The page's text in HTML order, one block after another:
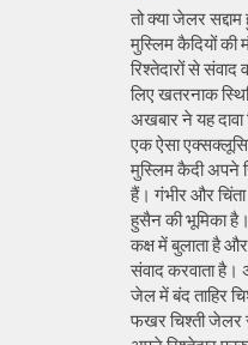
तो क्या जेलर
मुस्लिम कैदियों की
रिश्तेदारों से
लिए खतरनाक
अखबार ने यह
एक ऐसा
मुस्लिम कैदी अपने
हैं। गंभीर और
हुसैन की भूमिका
कक्ष में बुलाता है
संवाद करवाता
जेल में बंद ताहिर
फखर चिश्ती जेलर